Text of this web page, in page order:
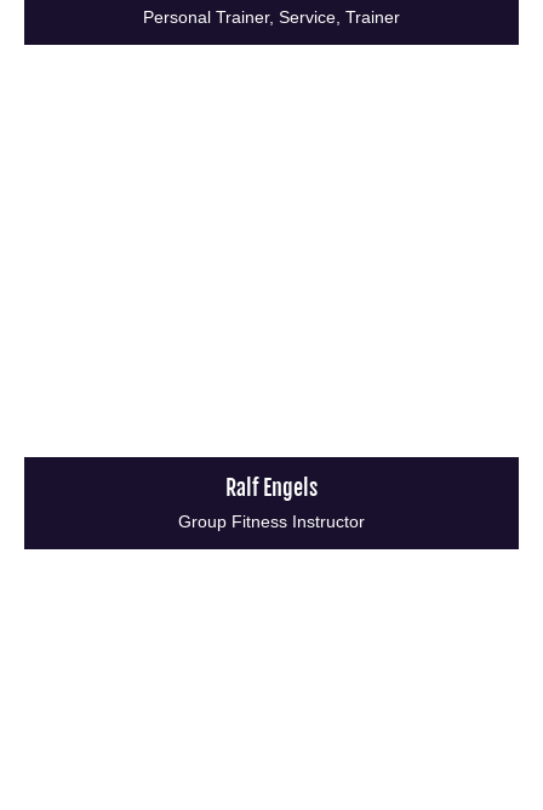
Personal Trainer, Service, Trainer
Ralf Engels
Group Fitness Instructor